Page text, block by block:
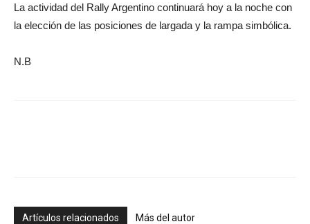
La actividad del Rally Argentino continuará hoy a la noche con
la elección de las posiciones de largada y la rampa simbólica.
N.B
Artículos relacionados Más del autor